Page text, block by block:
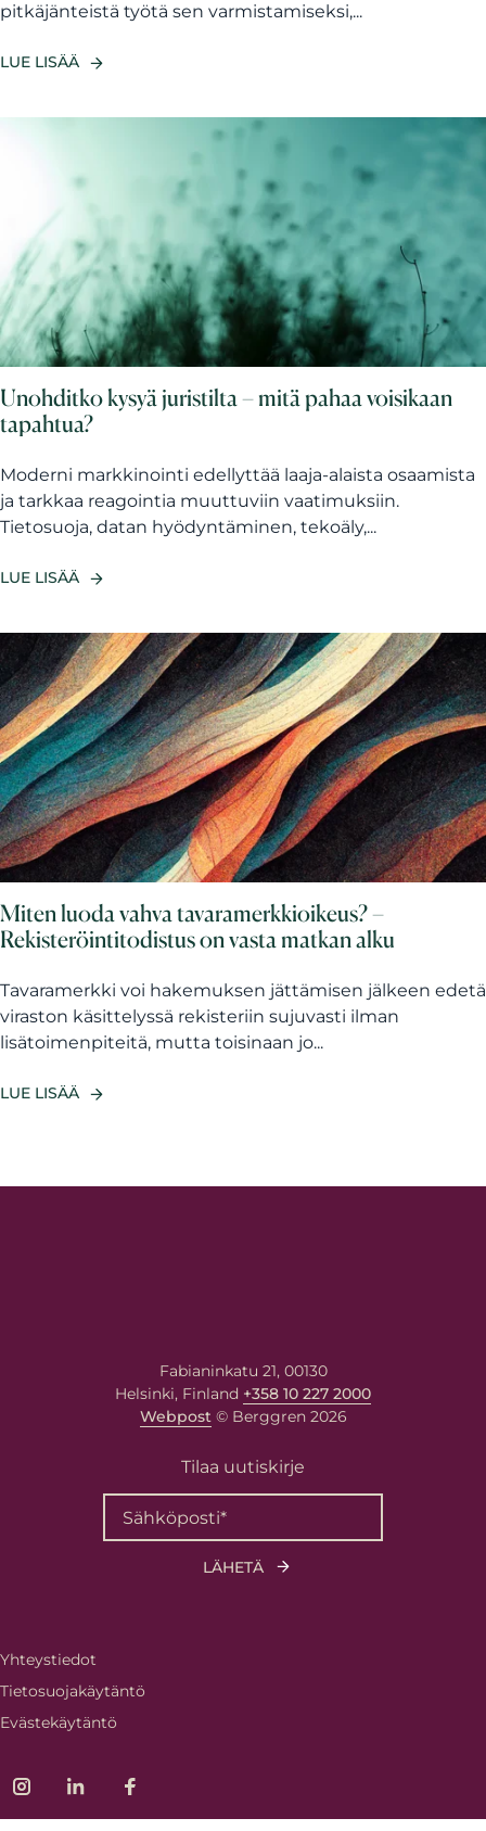
pitkäjänteistä työtä sen varmistamiseksi,...
LUE LISÄÄ
Unohditko kysyä juristilta – mitä pahaa voisikaan
tapahtua?
Moderni markkinointi edellyttää laaja-alaista osaamista
ja tarkkaa reagointia muuttuviin vaatimuksiin.
Tietosuoja, datan hyödyntäminen, tekoäly,...
LUE LISÄÄ
Miten luoda vahva tavaramerkkioikeus? –
Rekisteröintitodistus on vasta matkan alku
Tavaramerkki voi hakemuksen jättämisen jälkeen edetä
viraston käsittelyssä rekisteriin sujuvasti ilman
lisätoimenpiteitä, mutta toisinaan jo...
LUE LISÄÄ
Fabianinkatu 21, 00130
Helsinki, Finland +358 10 227 2000
Webpost© Berggren 2026
Tilaa uutiskirje
Yhteystiedot
Tietosuojakäytäntö
Evästekäytäntö